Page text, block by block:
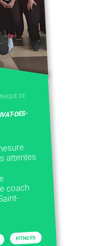
DE
DES-
attentes
coach
FITNESS